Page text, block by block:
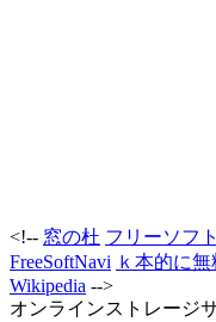
<!-- 窓の杜 フリーソフ
FreeSoftNavi ｋ本的に無
Wikipedia -->
オンラインストレージ